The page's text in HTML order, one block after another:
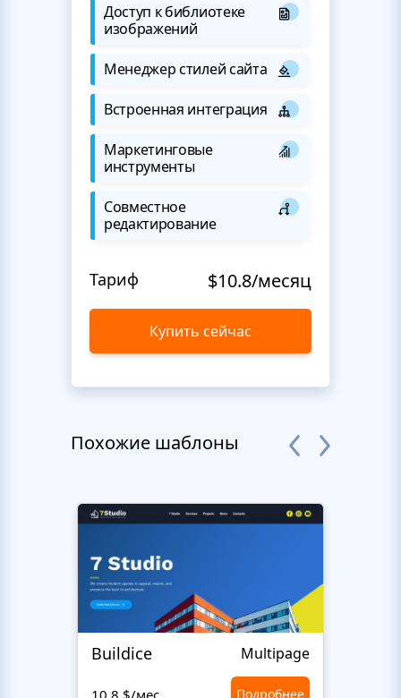
Доступ к библиотеке
изображений
Менеджер стилей сайта
Встроенная интеграция
Маркетинговые
инструменты
Совместное
редактирование
Тариф $10.8/месяц
Купить сейчас
Похожие шаблоны
Buildice Multipage
Подробнее